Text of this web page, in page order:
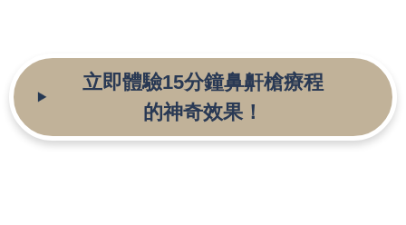
立即體驗15分鐘鼻鼾槍療程
的神奇效果！